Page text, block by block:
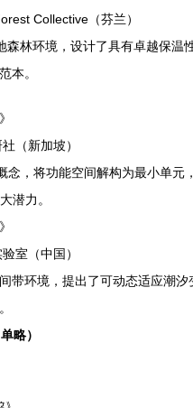
Collective（芬兰）
森林环境，设计了具有卓越保
本。
（新加坡）
念，将功能空间解构为最小单
潜力。
室（中国）
带环境，提出了可动态适应潮
略）